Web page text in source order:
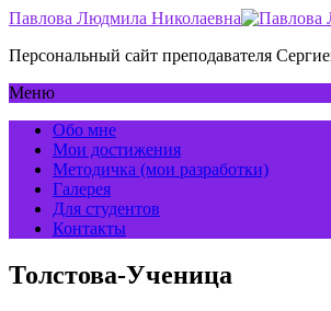
Павлова Людмила Николаевна
Персональный сайт преподавателя
Меню
Обо мне
Мои достижения
Методичка (мои разработки)
Галерея
Для студентов
Контакты
Толстова-Ученица